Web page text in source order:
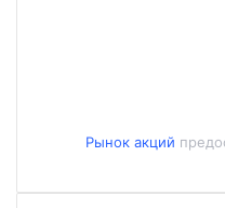
Рынок акций